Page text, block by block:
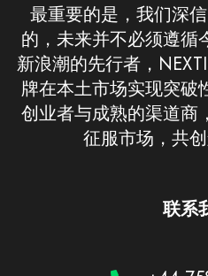
最重要的是，我们深
的，未来并不必须遵循
新浪潮的先行者，
牌在本土市场实现突破
创业者与成熟的渠道商
征服市场，共创
联系